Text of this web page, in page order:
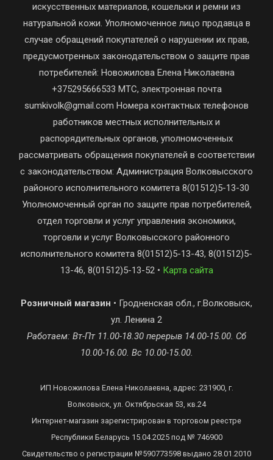
искусственных материалов, кошельки и ремни из
натуральной кожи. Уполномоченное лицо продавца в
случае обращений покупателей о нарушении их прав,
предусмотренных законодательством о защите прав
потребителей: Новожилова Елена Николаевна
+375295666533 МТС, электронная почта
sumkivolk@gmail.com Номера контактных телефонов
работников местных исполнительных и
распорядительных органов, уполномоченных
рассматривать обращения покупателей в соответствии
с законодательством: Администрация Волковысского
районого исполнительного комитета 8(01512)5-13-30
Уполномоченный орган по защите прав потребителей,
отдел торговли и услуг управления экономики,
торговли и услуг Волковысского районного
исполнительного комитета 8(01512)5-13-43, 8(01512)5-
13-46, 8(01512)5-13-52 • Карта сайта
Розничный магазин • Гродненская обл., г.Волковыск,
ул. Ленина 2
Работаем: Вт-Пт 11.00-18.30 перерыв 14.00-15.00. Сб
10.00-16.00. Вс 10.00-15.00.
ИП Новожилова Елена Николаевна, адрес: 231900, г.
Волковыск, ул. Октябрьская 53, кв.24
Интернет-магазин зарегистрирован в торговом реестре
Республики Беларусь 15.04.2025 под № 746900
Свидетельство о регистрации №590773598 выдано 28.01.2010